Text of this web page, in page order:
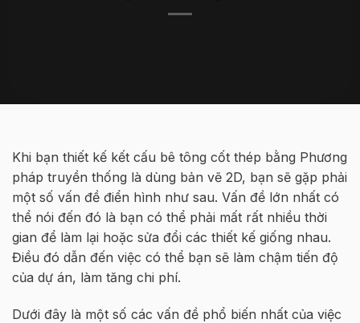
Khi bạn thiết kế kết cấu bê tông cốt thép bằng Phương
pháp truyền thống là dùng bản vẽ 2D, bạn sẽ gặp phải
một số vấn đề điển hình như sau. Vấn đề lớn nhất có
thể nói đến đó là bạn có thể phải mất rất nhiều thời
gian để làm lại hoặc sửa đổi các thiết kế giống nhau.
Điều đó dẫn đến việc có thể bạn sẽ làm chậm tiến độ
của dự án, làm tăng chi phí.
Dưới đây là một số các vấn đề phổ biến nhất của việc